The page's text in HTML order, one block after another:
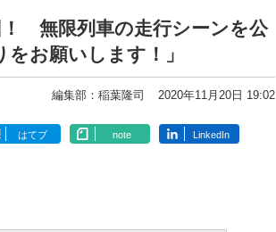
！ 無限列車の走行シーンを公
お願いします！」
編集部：稲葉隆司 2020年11月20日 19:02
はてブ note LinkedIn